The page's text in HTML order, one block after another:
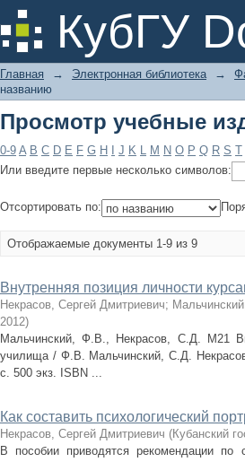
КубГУ
Просмотр учебные
Главная → Электронная библиотека →
названию
Просмотр учебные
0-9 A B C D E F G H J K L M N O P Q R S T
Или введите первые несколько символов:
Отсортировать по:
Отображаемые документы 1-9 из 9
Внутренняя позиция личности
Некрасов, Сергей Дмитриевич;
2012)
Мальчинский, Ф.В., Некрасов, С.Д. М21
училища / Ф.В. Мальчинский, С.Д.
с. 500 экз. ISBN ...
Как составить психологический
Некрасов, Сергей Дмитриевич (Кубанский
В пособии приводятся рекомендации по